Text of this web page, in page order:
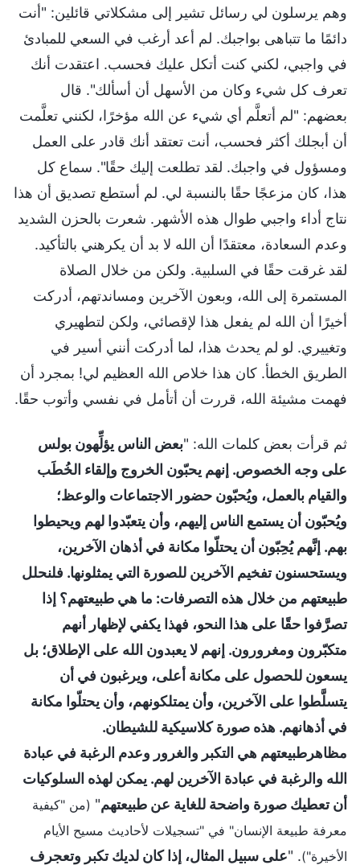
وهم يرسلون لي رسائل تشير إلى مشكلاتي قائلين: "أنت
دائمًا ما تتباهى بواجبك. لم أعد أرغب في السعي للمبادئ
في واجبي، لكني كنت أتكل عليك فحسب. اعتقدت أنك
تعرف كل شيء وكان من الأسهل أن أسألك". قال
بعضهم: "لم أتعلَّم أي شيء عن الله مؤخرًا، لكنني تعلَّمت
أن أبجلك أكثر فحسب، أنت تعتقد أنك قادر على العمل
ومسؤول في واجبك. لقد تطلعت إليك حقًا". سماع كل
هذا، كان مزعجًا حقًا بالنسبة لي. لم أستطع تصديق أن هذا
نتاج أداء واجبي طوال هذه الأشهر. شعرت بالحزن الشديد
وعدم السعادة، معتقدًا أن الله لا بد أن يكرهني بالتأكيد.
لقد غرقت حقًا في السلبية. ولكن من خلال الصلاة
المستمرة إلى الله، وبعون الآخرين ومساندتهم، أدركت
أخيرًا أن الله لم يفعل هذا لإقصائي، ولكن لتطهيري
وتغييري. لو لم يحدث هذا، لما أدركت أنني أسير في
الطريق الخطأ. كان هذا خلاص الله العظيم لي! بمجرد أن
فهمت مشيئة الله، قررت أن أتأمل في نفسي وأتوب حقًا.
ثم قرأت بعض كلمات الله: "بعض الناس يؤلِّهون بولس
على وجه الخصوص. إنهم يحبّون الخروج وإلقاء الخُطَب
والقيام بالعمل، ويُحبّون حضور الاجتماعات والوعظ؛
ويُحبّون أن يستمع الناس إليهم، وأن يتعبّدوا لهم ويحيطوا
بهم. إنَّهم يُحِبّون أن يحتلّوا مكانة في أذهان الآخرين،
ويستحسنون تفخيم الآخرين للصورة التي يمثلونها. فلنحلل
طبيعتهم من خلال هذه التصرفات: ما هي طبيعتهم؟ إذا
تصرَّفوا حقًا على هذا النحو، فهذا يكفي لإظهار أنهم
متكبّرون ومغرورون. إنهم لا يعبدون الله على الإطلاق؛ بل
يسعون للحصول على مكانة أعلى، ويرغبون في أن
يتسلَّطوا على الآخرين، وأن يمتلكونهم، وأن يحتلّوا مكانة
في أذهانهم. هذه صورة كلاسيكية للشيطان.
مظاهرطبيعتهم هي التكبر والغرور وعدم الرغبة في عبادة
الله والرغبة في عبادة الآخرين لهم. يمكن لهذه السلوكيات
أن تعطيك صورة واضحة للغاية عن طبيعتهم" (من "كيفية
معرفة طبيعة الإنسان" في "تسجيلات لأحاديث مسيح الأيام
الأخيرة"). "على سبيل المثال، إذا كان لديك تكبر وتعجرف